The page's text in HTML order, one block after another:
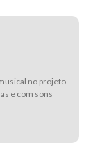
no projeto
e com sons